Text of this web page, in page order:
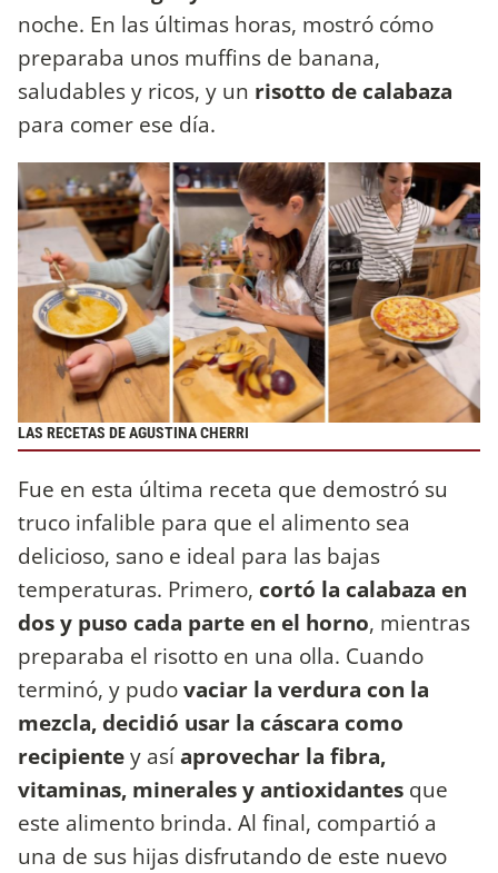
noche. En las últimas horas, mostró cómo
preparaba unos muffins de banana,
saludables y ricos, y un risotto de calabaza
para comer ese día.
LAS RECETAS DE AGUSTINA CHERRI
Fue en esta última receta que demostró su
truco infalible para que el alimento sea
delicioso, sano e ideal para las bajas
temperaturas. Primero, cortó la calabaza en
dos y puso cada parte en el horno, mientras
preparaba el risotto en una olla. Cuando
terminó, y pudovaciar la verdura con la
mezcla, decidió usar la cáscara como
recipientey asíaprovechar la fibra,
vitaminas, minerales y antioxidantes que
este alimento brinda. Al final, compartió a
una de sus hijas disfrutando de este nuevo